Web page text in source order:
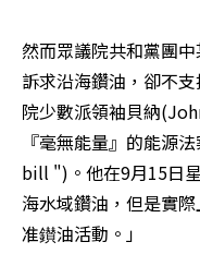
然而眾議院共和黨團
訴求沿海鑽油，卻不
院少數派領袖貝納
『毫無能量』的能源
bill ")。他在9月15日
海水域鑽油，但是實
准鑚油活動。」